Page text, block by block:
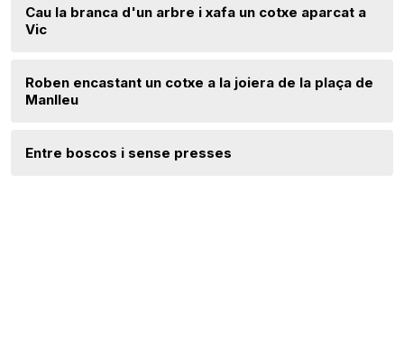
Cau la branca d'un arbre i xafa un cotxe aparcat a
Vic
Roben encastant un cotxe a la joiera de la plaça de
Manlleu
Entre boscos i sense presses